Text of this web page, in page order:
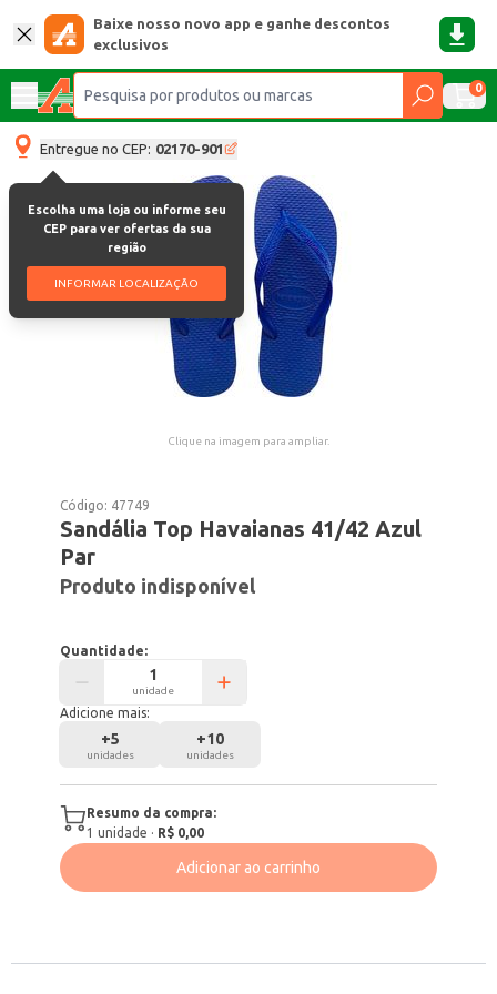
Baixe nosso novo app e ganhe descontos
exclusivos
0
Entregue no CEP: 02170-901
Escolha uma loja ou informe seu
CEP para ver ofertas da sua
região
INFORMAR LOCALIZAÇÃO
Clique na imagem para ampliar.
Código: 47749
Sandália Top Havaianas 41/42 Azul
Par
Produto indisponível
Quantidade:
unidade
Adicione mais:
+5
unidades
+10
unidades
Resumo da compra:
1 unidade · R$ 0,00
Adicionar ao carrinho